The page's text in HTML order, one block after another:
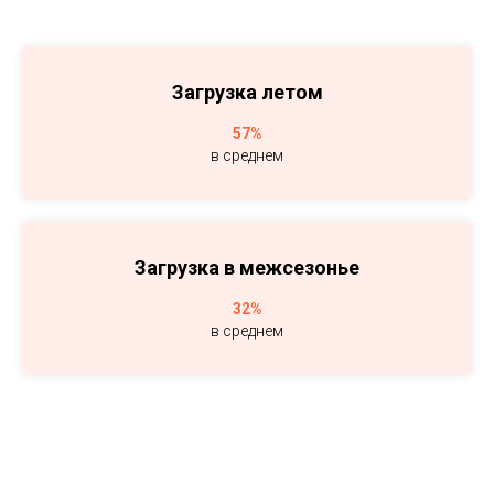
Загрузка летом
57%
в среднем
Загрузка в межсезонье
32%
в среднем